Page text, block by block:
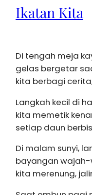
Ikatan Kita
Di tengah meja
gelas bergetar
kita berbagi
Langkah kecil di
kita memetik
setiap daun
Di malam sunyi,
bayangan
kita merenung,